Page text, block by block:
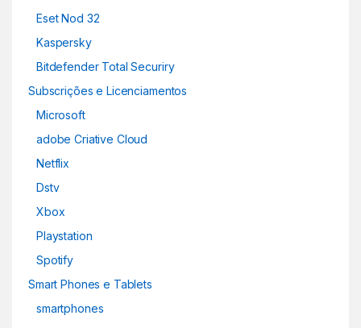
Eset Nod 32
Kaspersky
Bitdefender Total Securiry
Subscrições e Licenciamentos
Microsoft
adobe Criative Cloud
Netflix
Dstv
Xbox
Playstation
Spotify
Smart Phones e Tablets
smartphones